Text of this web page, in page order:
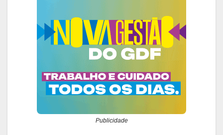
Publicidade